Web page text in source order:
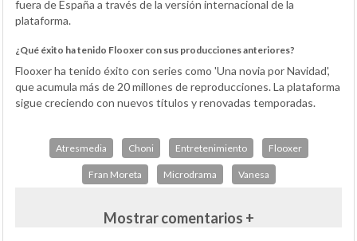
fuera de España a través de la versión internacional de la
plataforma.
¿Qué éxito ha tenido Flooxer con sus producciones anteriores?
Flooxer ha tenido éxito con series como 'Una novia por Navidad',
que acumula más de 20 millones de reproducciones. La plataforma
sigue creciendo con nuevos títulos y renovadas temporadas.
Atresmedia Choni Entretenimiento Flooxer
Fran Moreta Microdrama Vanesa
Mostrar comentarios +